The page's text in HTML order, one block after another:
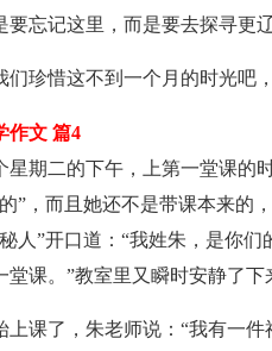
要忘记这里，而是要去探寻更
们珍惜这不到一个月的时光吧
作文 篇4
星期二的下午，上第一堂课的
”，而且她还不是带课本来的
人”开口道：“我姓朱，是你
堂课。”教室里又瞬时安静了下
上课了，朱老师说：“我有一